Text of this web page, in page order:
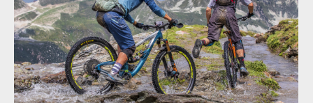
ENDURO2 se v roce 2025 pojede v Meribelu a Verbieru
ENDURO2 se v roce 2025 pojede v Meribelu a Verbieru